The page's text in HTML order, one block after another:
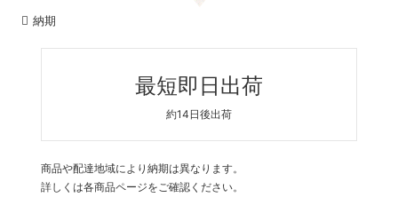
納期
最短即日出荷
約14日後出荷
商品や配達地域により納期は異なります。
詳しくは各商品ページをご確認ください。